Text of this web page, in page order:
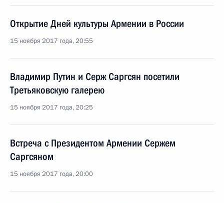
Открытие Дней культуры Армении в России
15 ноября 2017 года, 20:55
Владимир Путин и Серж Саргсян посетили
Третьяковскую галерею
15 ноября 2017 года, 20:25
Встреча с Президентом Армении Сержем
Саргсяном
15 ноября 2017 года, 20:00